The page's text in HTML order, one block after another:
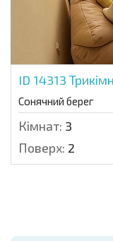
ID 14313
Сонячний берег
Кімнат: 3
Поверх: 2